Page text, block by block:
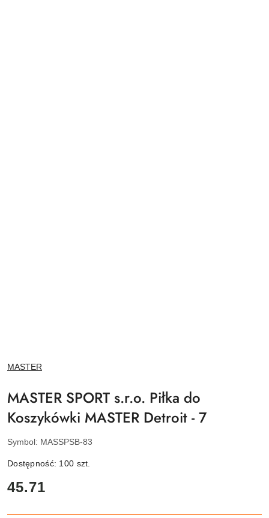
NAZWA
PRODUCENTA:
MASTER
MASTER SPORT s.r.o. Piłka do
Koszykówki MASTER Detroit - 7
Symbol: MASSPSB-83
Dostępność: 100 szt.
cena:
45.71